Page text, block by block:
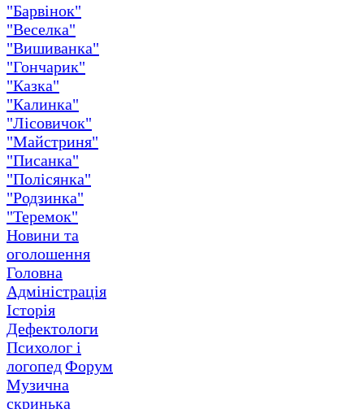
"Барвінок"
"Веселка"
"Вишиванка"
"Гончарик"
"Казка"
"Калинка"
"Лісовичок"
"Майстриня"
"Писанка"
"Полісянка"
"Родзинка"
"Теремок"
Новини та
оголошення
Головна
Адміністрація
Історія
Дефектологи
Психолог і
логопедФорум
Музична
скринька